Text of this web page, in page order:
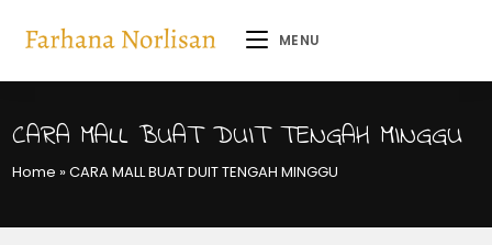
MENU
CARA MALL BUAT DUIT TENGAH MINGGU
Home »CARA MALL BUAT DUIT TENGAH MINGGU